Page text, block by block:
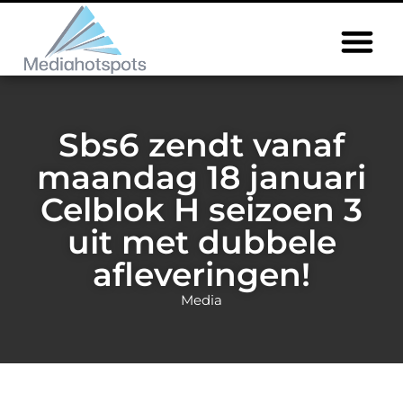
Sbs6 zendt vanaf
maandag 18 januari
Celblok H seizoen 3
uit met dubbele
afleveringen!
Media